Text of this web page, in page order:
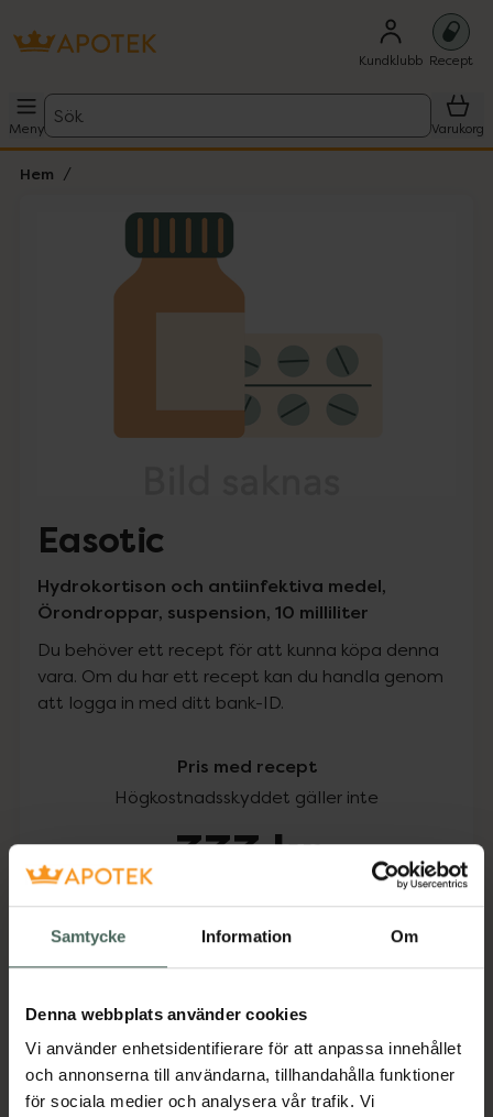
Samtycke Information Om
Denna webbplats använder cookies
Vi använder enhetsidentifierare för att anpassa innehållet
och annonserna till användarna, tillhandahålla funktioner
för sociala medier och analysera vår trafik. Vi
Kundklubb Recept
Meny
Sök
Varukorg
Hem
Lista: . Innehåller 1 objekt.
Easotic
Hydrokortison och antiinfektiva medel,
Örondroppar, suspension, 10 milliliter
Du behöver ett recept för att kunna köpa denna
vara. Om du har ett recept kan du handla genom
att logga in med ditt bank-ID.
Pris med recept
Högkostnadsskyddet gäller inte
333 kr
Aktuella erbjudanden
Beskrivning